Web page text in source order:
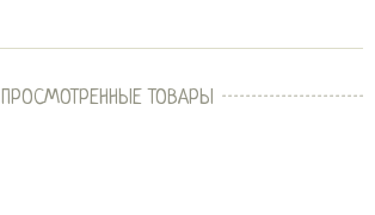
ПРОСМОТРЕННЫЕ ТОВАРЫ